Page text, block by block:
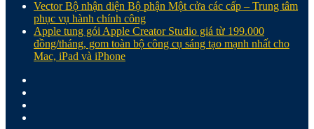
Vector Bộ nhận diện Bộ phận Một cửa các cấp – Trung tâm
phục vụ hành chính công
Apple tung gói Apple Creator Studio giá từ 199.000
đồng/tháng, gom toàn bộ công cụ sáng tạo mạnh nhất cho
Mac, iPad và iPhone